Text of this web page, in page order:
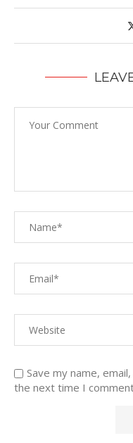
Save my name,
the next time I